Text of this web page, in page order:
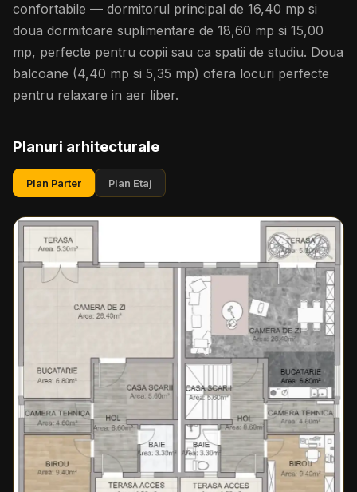
confortabile — dormitorul principal de 16,40 mp si
doua dormitoare suplimentare de 18,60 mp si 15,00
mp, perfecte pentru copii sau ca spatii de studiu. Doua
balcoane (4,40 mp si 5,35 mp) ofera locuri perfecte
pentru relaxare in aer liber.
Planuri arhitecturale
Plan Parter Plan Etaj